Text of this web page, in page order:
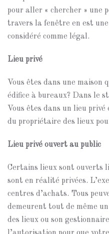
pour aller « chercher » une
travers la fenêtre en est
considéré comme légal.
Lieu privé
Vous êtes dans une maison
édifice à bureaux? Dans le
Vous êtes dans un lieu
du propriétaire des lieux
Lieu privé ouvert au public
Certains lieux sont ouverts
sont en réalité privées.
centres d’achats. Tous
demeurent tout de même
des lieux ou son